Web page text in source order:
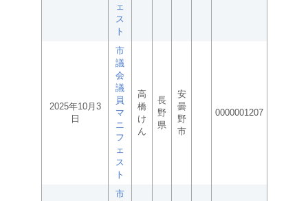
ェ
ス
ト
2025年10月3
日
市
議
会
議
員
マ
ニ
フ
ェ
ス
ト
高
橋
け
ん
長
野
県
安
曇
野
市
0000001207
市